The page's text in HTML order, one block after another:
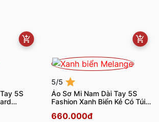
5S
5/5
Áo Sơ Mi Nam Dài Tay 5S
Fashion Xanh Biển Kẻ Có Túi
660.000đ